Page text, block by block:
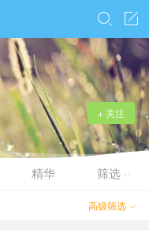


+ 关注
精华 筛选 
高级筛选 